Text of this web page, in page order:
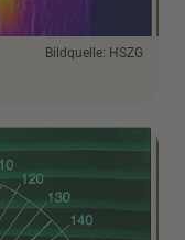
Bildquelle: HSZG